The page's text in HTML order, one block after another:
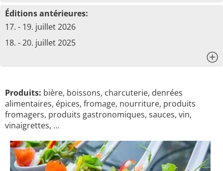
Éditions antérieures:
17. - 19. juillet 2026
18. - 20. juillet 2025
Produits: bière, boissons, charcuterie, denrées
alimentaires, épices, fromage, nourriture, produits
fromagers, produits gastronomiques, sauces, vin,
vinaigrettes, …